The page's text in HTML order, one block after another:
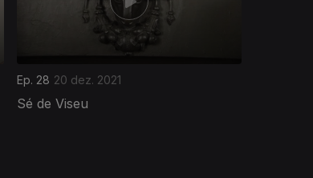
Ep. 28 20 dez. 2021
Sé de Viseu